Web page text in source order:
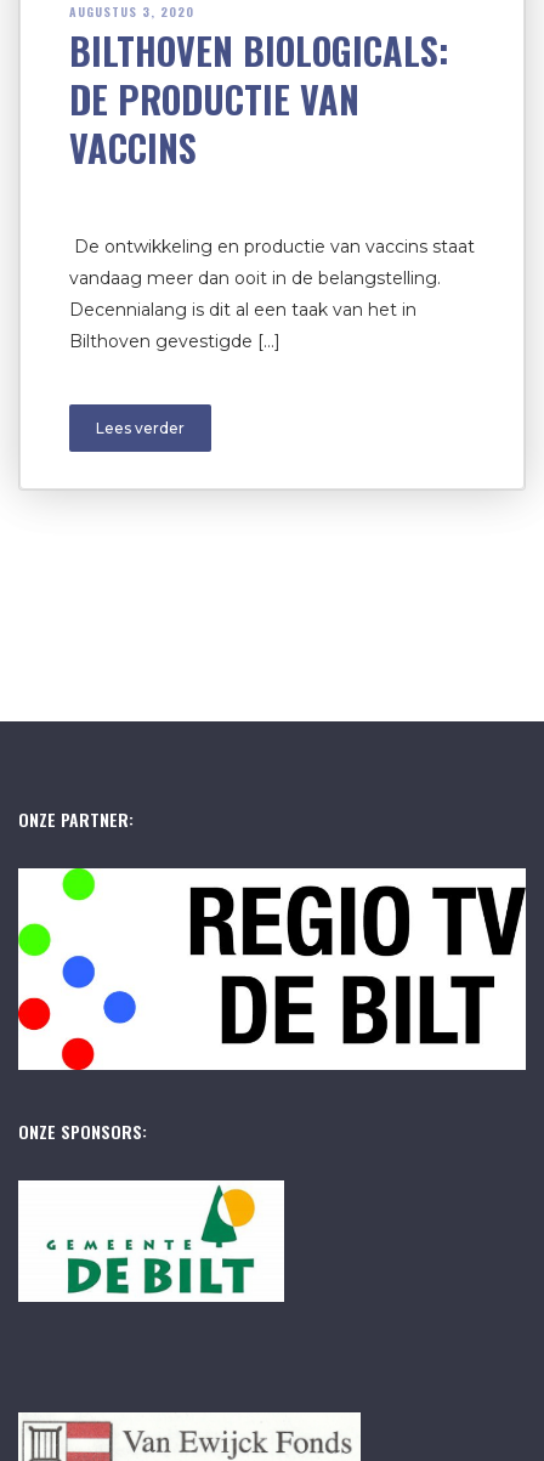
AUGUSTUS 3, 2020
BILTHOVEN BIOLOGICALS:
DE PRODUCTIE VAN
VACCINS
De ontwikkeling en productie van vaccins staat
vandaag meer dan ooit in de belangstelling.
Decennialang is dit al een taak van het in
Bilthoven gevestigde […]
Lees verder
ONZE PARTNER:
ONZE SPONSORS: